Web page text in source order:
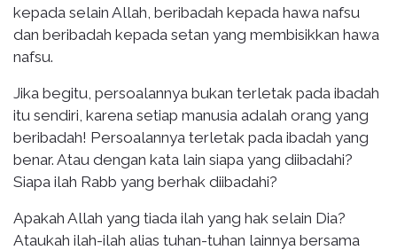
kepada selain Allah, beribadah kepada hawa nafsu
dan beribadah kepada setan yang membisikkan hawa
nafsu.
Jika begitu, persoalannya bukan terletak pada ibadah
itu sendiri, karena setiap manusia adalah orang yang
beribadah! Persoalannya terletak pada ibadah yang
benar. Atau dengan kata lain siapa yang diibadahi?
Siapa ilah Rabb yang berhak diibadahi?
Apakah Allah yang tiada ilah yang hak selain Dia?
Ataukah ilah-ilah alias tuhan-tuhan lainnya bersama